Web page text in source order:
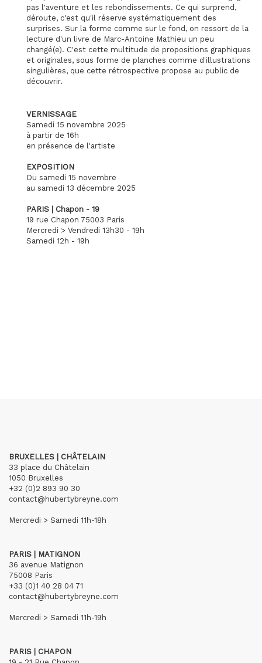
pas l'aventure et les rebondissements. Ce qui surprend,
déroute, c'est qu'il réserve systématiquement des
surprises. Sur la forme comme sur le fond, on ressort de la
lecture d'un livre de Marc-Antoine Mathieu un peu
changé(e). C'est cette multitude de propositions graphiques
et originales, sous forme de planches comme d'illustrations
singulières, que cette rétrospective propose au public de
découvrir.
VERNISSAGE
Samedi 15 novembre 2025
à partir de 16h
en présence de l'artiste
EXPOSITION
Du samedi 15 novembre
au samedi 13 décembre 2025
PARIS | Chapon - 19
19 rue Chapon 75003 Paris
Mercredi > Vendredi 13h30 - 19h
Samedi 12h - 19h
BRUXELLES | CHÂTELAIN
33 place du Châtelain
1050 Bruxelles
+32 (0)2 893 90 30
contact@hubertybreyne.com
Mercredi > Samedi 11h-18h
PARIS | MATIGNON
36 avenue Matignon
75008 Paris
+33 (0)1 40 28 04 71
contact@hubertybreyne.com
Mercredi > Samedi 11h-19h
PARIS | CHAPON